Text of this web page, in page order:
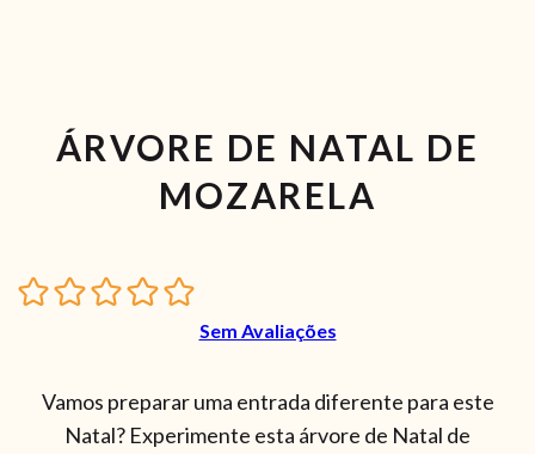
ÁRVORE DE NATAL DE
MOZARELA
Sem Avaliações
Vamos preparar uma entrada diferente para este
Natal? Experimente esta árvore de Natal de